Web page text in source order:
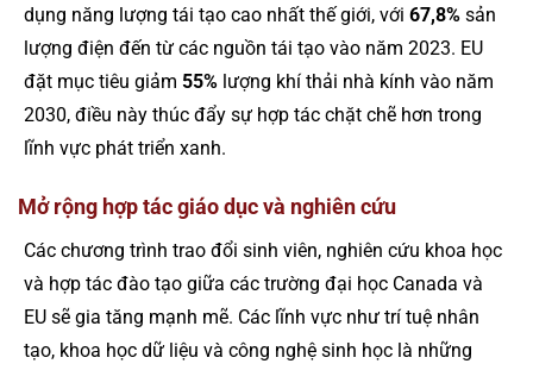
dụng năng lượng tái tạo cao nhất thế giới, với 67,8% sản
lượng điện đến từ các nguồn tái tạo vào năm 2023. EU
đặt mục tiêu giảm 55% lượng khí thải nhà kính vào năm
2030, điều này thúc đẩy sự hợp tác chặt chẽ hơn trong
lĩnh vực phát triển xanh.
Mở rộng hợp tác giáo dục và nghiên cứu
Các chương trình trao đổi sinh viên, nghiên cứu khoa học
và hợp tác đào tạo giữa các trường đại học Canada và
EU sẽ gia tăng mạnh mẽ. Các lĩnh vực như trí tuệ nhân
tạo, khoa học dữ liệu và công nghệ sinh học là những